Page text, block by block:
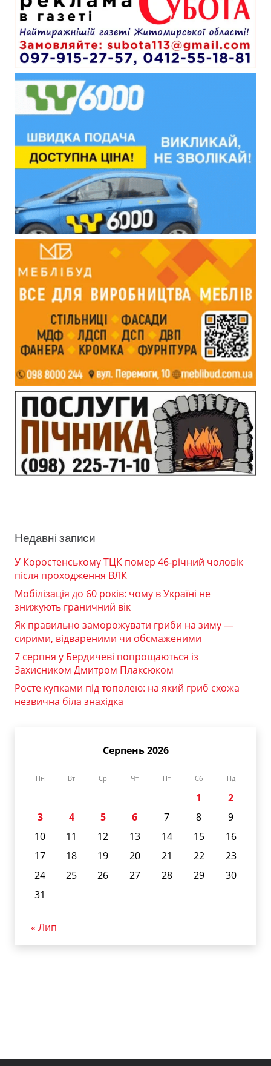
Недавні записи
У Коростенському ТЦК помер 46-річний чоловік
після проходження ВЛК
Мобілізація до 60 років: чому в Україні не
знижують граничний вік
Як правильно заморожувати гриби на зиму —
сирими, відвареними чи обсмаженими
7 серпня у Бердичеві попрощаються із
Захисником Дмитром Плаксюком
Росте купками під тополею: на який гриб схожа
незвична біла знахідка
Серпень 2026
Пн Вт Ср Чт Пт Сб Нд
1
2
3
4 5 6 7 8
9
10
11 12 13 14 15
16
17
18 19 20 21 22
23
24
25 26 27 28 29
30
31
« Лип